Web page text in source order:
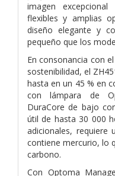
imagen
flexibles y amplias
diseño elegante y
pequeño que los
En consonancia con
sostenibilidad, el
hasta en un 45 % en
con lámpara de
DuraCore de bajo
útil de hasta 30 000
adicionales,
contiene mercurio, lo
carbono.
Con Optoma